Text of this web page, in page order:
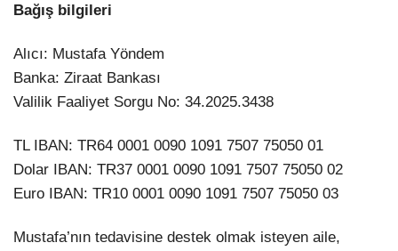
Bağış bilgileri
Alıcı: Mustafa Yöndem
Banka: Ziraat Bankası
Valilik Faaliyet Sorgu No: 34.2025.3438
TL IBAN: TR64 0001 0090 1091 7507 75050 01
Dolar IBAN: TR37 0001 0090 1091 7507 75050 02
Euro IBAN: TR10 0001 0090 1091 7507 75050 03
Mustafa’nın tedavisine destek olmak isteyen aile,